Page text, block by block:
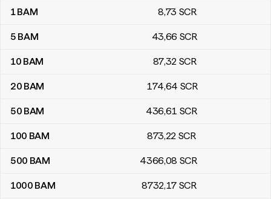
bosznia-hercegovinai konvertibilis márka – seychelle-szigeteki
1BAM 8,73 SCR
5 BAM 43,66 SCR
10 BAM 87,32 SCR
20 BAM 174,64 SCR
50 BAM 436,61 SCR
100 BAM 873,22 SCR
500 BAM 4366,08 SCR
1000 BAM 8732,17 SCR